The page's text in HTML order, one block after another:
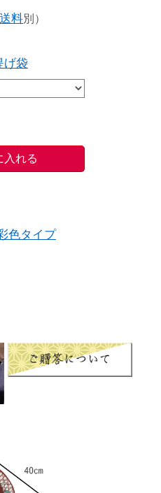
送料別）
げ袋
色タイプ